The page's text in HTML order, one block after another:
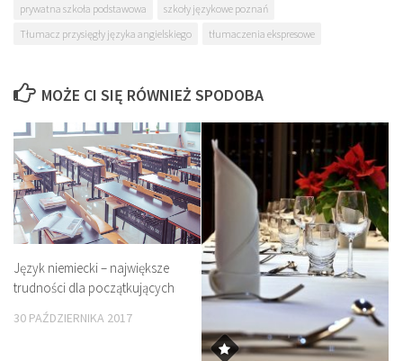
prywatna szkoła podstawowa
szkoły językowe poznań
Tłumacz przysięgły języka angielskiego
tłumaczenia ekspresowe
MOŻE CI SIĘ RÓWNIEŻ SPODOBA
Język niemiecki – największe
trudności dla początkujących
30 PAŹDZIERNIKA 2017